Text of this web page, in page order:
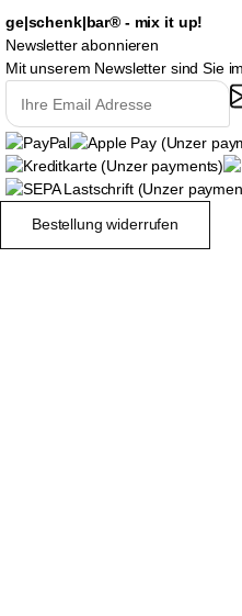
ge|schenk|bar® - mix it up!
Newsletter abonnieren
Mit unserem Newsletter sind Sie
Bestellung widerrufen